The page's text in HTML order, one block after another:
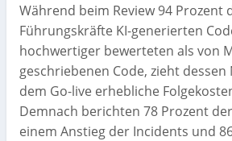
Während beim Review 94 Prozent
Führungskräfte KI-generierten
hochwertiger bewerteten als von
geschriebenen Code, zieht dessen
dem Go-live erhebliche
Demnach berichten 78 Prozent
einem Anstieg der Incidents und